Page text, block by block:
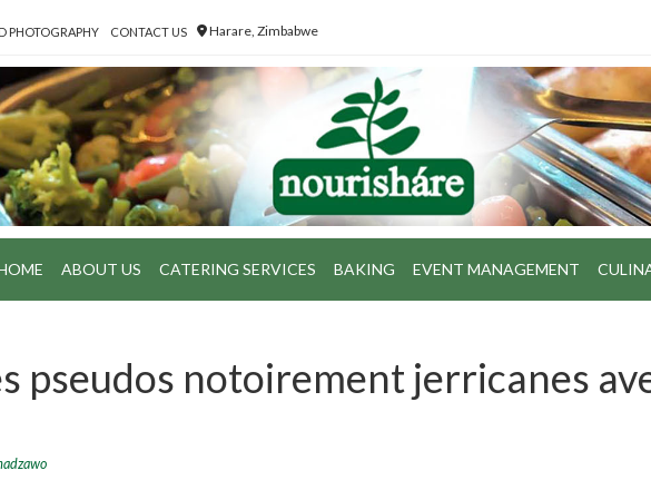
PHOTOGRAPHY CONTACT US Harare, Zimbabwe
ABOUT US CATERING SERVICES BAKING EVENT MANAGEMENT
pseudos notoirement jerricanes